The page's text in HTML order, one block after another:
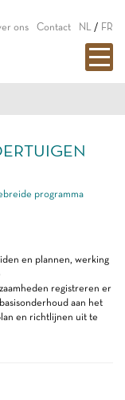
ons Contact NL / FR
programma
en plannen, werking
registreren er
aan het
en richtlijnen uit te